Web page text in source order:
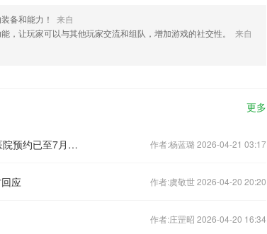
备和能力！
来自
，让玩家可以与其他玩家交流和组队，增加游戏的社交性。
来自
更多
北京核检大排查：一周筛查70万人，部分医院预约已至7月中旬 作者:杨蓝璐 2026-04-21 03:17
应 作者:虞敬世 2026-04-20 20:20
作者:庄罡昭 2026-04-20 16:34